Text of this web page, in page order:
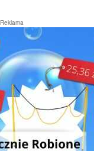
Reklama